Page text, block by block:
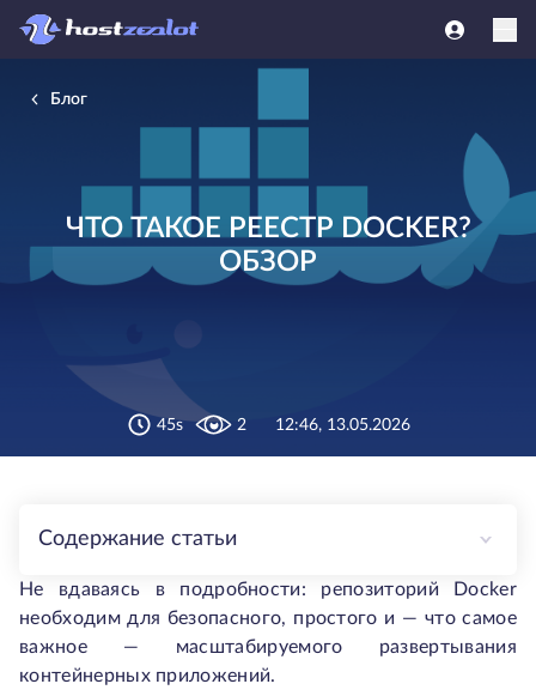
Блог
ЧТО ТАКОЕ РЕЕСТР DOCKER?
ОБЗОР
45s 2 12:46, 13.05.2026
Содержание статьи
Не вдаваясь в подробности: репозиторий Docker
необходим для безопасного, простого и — что самое
важное — масштабируемого развертывания
контейнерных приложений.